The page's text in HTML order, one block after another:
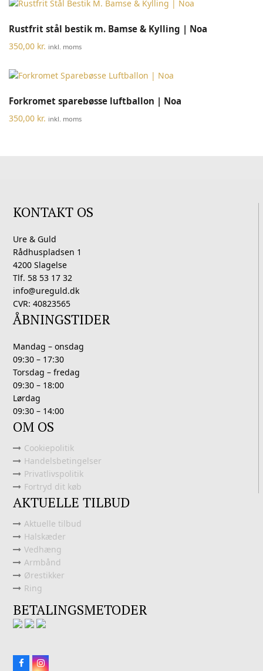
Rustfrit stål bestik m. Bamse & Kylling | Noa
350,00 kr. inkl. moms
Forkromet sparebøsse luftballon | Noa
350,00 kr. inkl. moms
KONTAKT OS
Ure & Guld
Rådhuspladsen 1
4200 Slagelse
Tlf. 58 53 17 32
info@ureguld.dk
CVR: 40823565
ÅBNINGSTIDER
Mandag – onsdag
09:30 – 17:30
Torsdag – fredag
09:30 – 18:00
Lørdag
09:30 – 14:00
OM OS
Cookiepolitik
Handelsbetingelser
Privatlivspolitik
Fortryd dit køb
AKTUELLE TILBUD
Aktuelle tilbud
Halskæder
Vedhæng
Armbånd
Ørestikker
Ring
BETALINGSMETODER
FacebookInstagram